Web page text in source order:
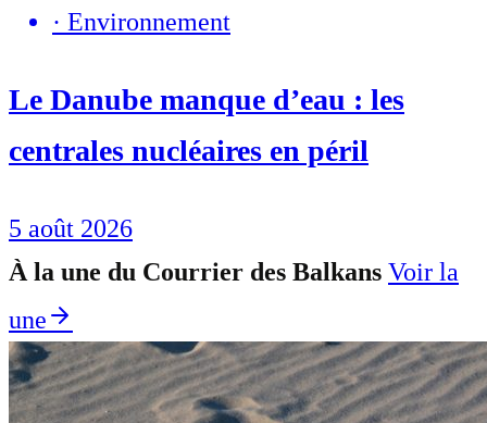
· Environnement
Le Danube manque d’eau : les
centrales nucléaires en péril
5 août 2026
À la une du Courrier des Balkans Voir la
une